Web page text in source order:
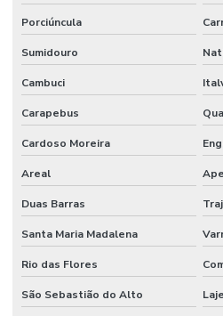
Limpeza De Estruturas E Pisos
Limpeza De Estruturas Industriais
Limpeza De Pisos Industriais
Limpeza De Pneus E Equipamentos
Limpeza De Pós Obra E Conservação
Limpeza De Recepção E Corredores
Limpeza E Conservação
Limpeza E Conservação De
Porciúncula
Sumidouro
Cambuci
Carapebus
Cardoso Moreira
Areal
Duas Barras
Santa Maria Madalena
Rio das Flores
São Sebastião do Alto